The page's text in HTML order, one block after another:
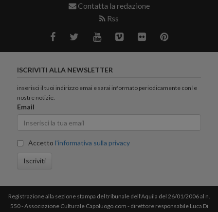
Contatta la redazione
Rss
ISCRIVITI ALLA NEWSLETTER
inserisci il tuoi indirizzo emai e sarai informato periodicamente con le
nostre notizie.
Email
Accetto l'informativa sulla privacy
Iscriviti
Registrazione alla sezione stampa del tribunale dell'Aquila del 26/01/2006 al n.
550 - Associazione Culturale Capoluogo.com - direttore responsabile Luca Di